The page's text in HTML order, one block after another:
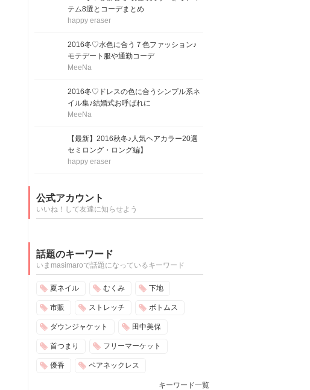
テム8選とコーデまとめ
happy eraser
2016冬♡水色に合う７色ファッション♪
モテデート服や通勤コーデ
MeeNa
2016冬♡ドレスの色に合うシンプル系ネ
イル集♪結婚式お呼ばれに
MeeNa
【最新】2016秋冬♪人気ヘアカラー20選
セミロング・ロング編】
happy eraser
公式アカウント
いいね！して友達に知らせよう
話題のキーワード
いまmasimaroで話題になっているキーワード
夏ネイル むくみ 下地
市販 ストレッチ ボトムス
ダウンジャケット 田中美保
首つまり フリーマーケット
優香 ペアネックレス
キーワード一覧